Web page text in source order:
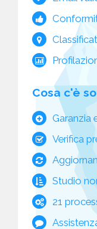
Cosa c'è
Garanzia
Verifica
Studio
21